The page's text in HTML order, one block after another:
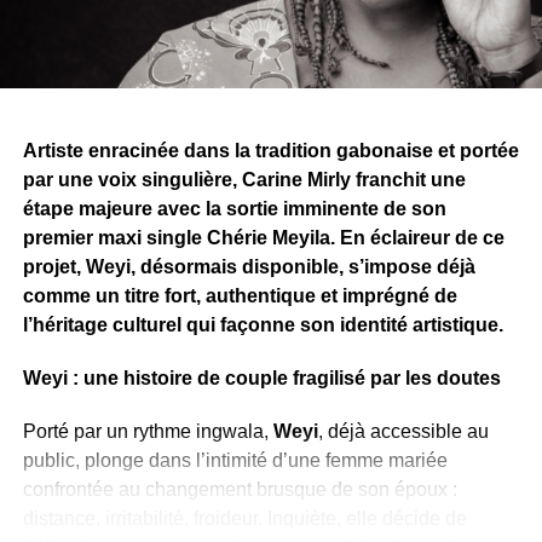
“Au Gabon, partout je suis chez moi”, affirme Espoir la
Tigresse dans la chanson, dans une démarche qui
Cette aventure humaine et artistique a finalement donné
naissance à “ZOOLENDE”, un titre partagé avec NKZ,
artiste originaire de la région. Ensemble, les deux artistes
livrent une chanson qui célèbre le village, l’identité
culturelle et l’attachement au terroir gabonais.
WhatsApp
FacebookTelegram
Email
>>
Artiste enracinée dans la tradition gabonaise et portée
par une voix singulière, Carine Mirly franchit une
étape majeure avec la sortie imminente de son
premier maxi single Chérie Meyila. En éclaireur de ce
projet, Weyi, désormais disponible, s’impose déjà
comme un titre fort, authentique et imprégné de
l’héritage culturel qui façonne son identité artistique.
Weyi : une histoire de couple fragilisé par les doutes
Porté par un rythme ingwala, Weyi, déjà accessible au
public, plonge dans l’intimité d’une femme mariée
confrontée au changement brusque de son époux :